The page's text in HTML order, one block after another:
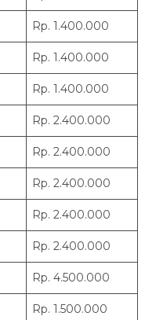
Rp. 1.400.000
Rp. 1.400.000
Rp. 1.400.000
Rp. 2.400.000
Rp. 2.400.000
Rp. 2.400.000
Rp. 2.400.000
Rp. 2.400.000
Rp. 4.500.000
Rp. 1.500.000